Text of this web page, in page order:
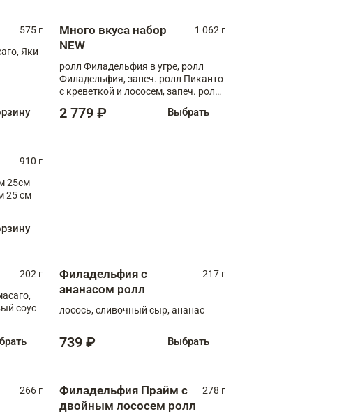
575 г
Яки
Много вкуса набор
NEW
1 062 г
ролл Филадельфия в угре, ролл
Филадельфия, запеч. ролл Пиканто
с креветкой и лососем, запеч. ролл
2 779 ₽ Выбрать
910 г
25см
202 г
соус
Филадельфия с
ананасом ролл
217 г
лосось, сливочный сыр, ананас
739 ₽ Выбрать
266 г
Филадельфия Прайм с
двойным лососем ролл
278 г